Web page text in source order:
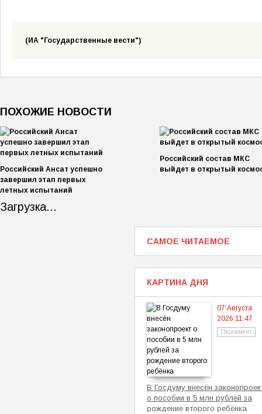
(ИА "Государственные вести")
ПОХОЖИЕ НОВОСТИ
Российский Ансат успешно
завершил этап первых
летных испытаний
Российский состав МКС
выйдет в открытый
Загрузка...
САМОЕ ЧИТАЕМОЕ
КАРТИНА ДНЯ
07 Августа
2026 11:47
Парламент
В Госдуму внесён
о пособии в 5 млн рублей за
рождение второго ребёнка